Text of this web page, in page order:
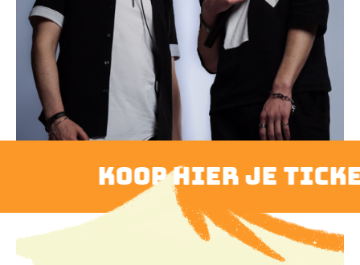
koop hier je ticket